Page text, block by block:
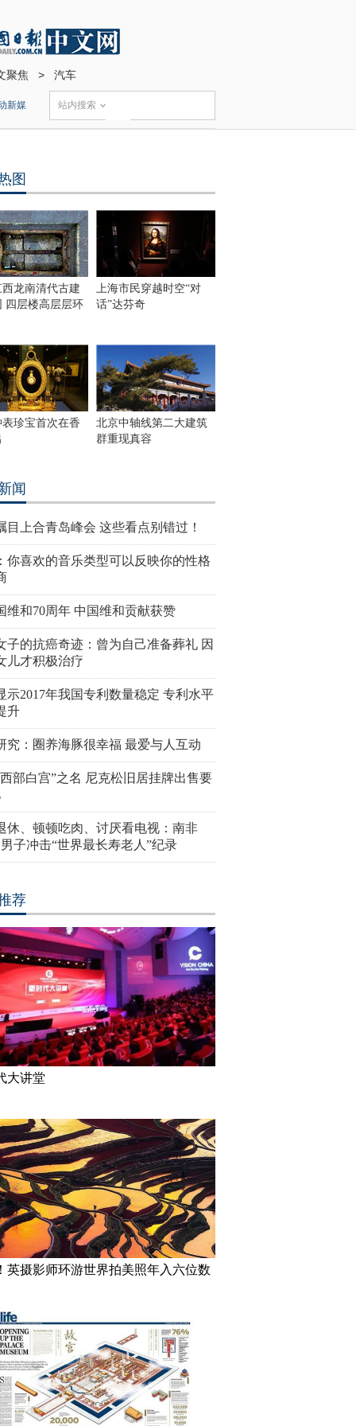
聚焦 > 汽车
新媒 站内搜索
图
龙南清代古建
四层楼高层层环
上海市民穿越时空“对
话”达芬奇
珍宝首次在香
北京中轴线第二大建筑
群重现真容
闻
目上合青岛峰会 这些看点别错过！
你喜欢的音乐类型可以反映你的性格
维和70周年 中国维和贡献获赞
子的抗癌奇迹：曾为自己准备葬礼 因
儿才积极治疗
示2017年我国专利数量稳定 专利水平
升
究：圈养海豚很幸福 最爱与人互动
部白宫”之名 尼克松旧居挂牌出售要
休、顿顿吃肉、讨厌看电视：南非
子冲击“世界最长寿老人”纪录
荐
大讲堂
英摄影师环游世界拍美照年入六位数